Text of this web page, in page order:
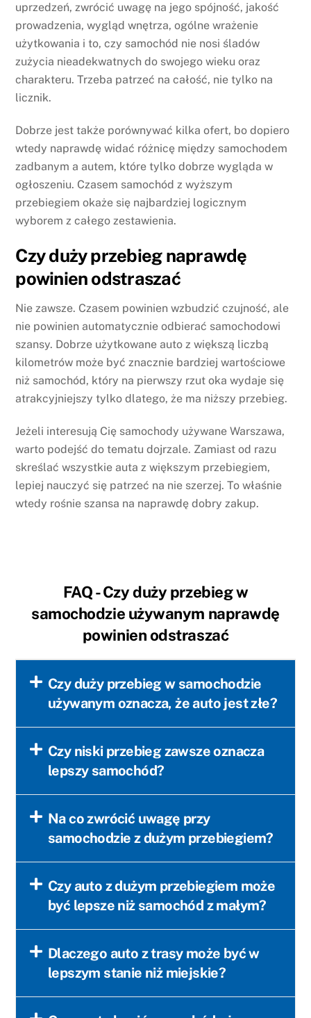
uprzedzeń, zwrócić uwagę na jego spójność, jakość
prowadzenia, wygląd wnętrza, ogólne wrażenie
użytkowania i to, czy samochód nie nosi śladów
zużycia nieadekwatnych do swojego wieku oraz
charakteru. Trzeba patrzeć na całość, nie tylko na
licznik.
Dobrze jest także porównywać kilka ofert, bo dopiero
wtedy naprawdę widać różnicę między samochodem
zadbanym a autem, które tylko dobrze wygląda w
ogłoszeniu. Czasem samochód z wyższym
przebiegiem okaże się najbardziej logicznym
wyborem z całego zestawienia.
Czy duży przebieg naprawdę
powinien odstraszać
Nie zawsze. Czasem powinien wzbudzić czujność, ale
nie powinien automatycznie odbierać samochodowi
szansy. Dobrze użytkowane auto z większą liczbą
kilometrów może być znacznie bardziej wartościowe
niż samochód, który na pierwszy rzut oka wydaje się
atrakcyjniejszy tylko dlatego, że ma niższy przebieg.
Jeżeli interesują Cię samochody używane Warszawa,
warto podejść do tematu dojrzale. Zamiast od razu
skreślać wszystkie auta z większym przebiegiem,
lepiej nauczyć się patrzeć na nie szerzej. To właśnie
wtedy rośnie szansa na naprawdę dobry zakup.
FAQ - Czy duży przebieg w
samochodzie używanym naprawdę
powinien odstraszać
Czy duży przebieg w samochodzie
używanym oznacza, że auto jest złe?
Czy niski przebieg zawsze oznacza
lepszy samochód?
Na co zwrócić uwagę przy
samochodzie z dużym przebiegiem?
Czy auto z dużym przebiegiem może
być lepsze niż samochód z małym?
Dlaczego auto z trasy może być w
lepszym stanie niż miejskie?